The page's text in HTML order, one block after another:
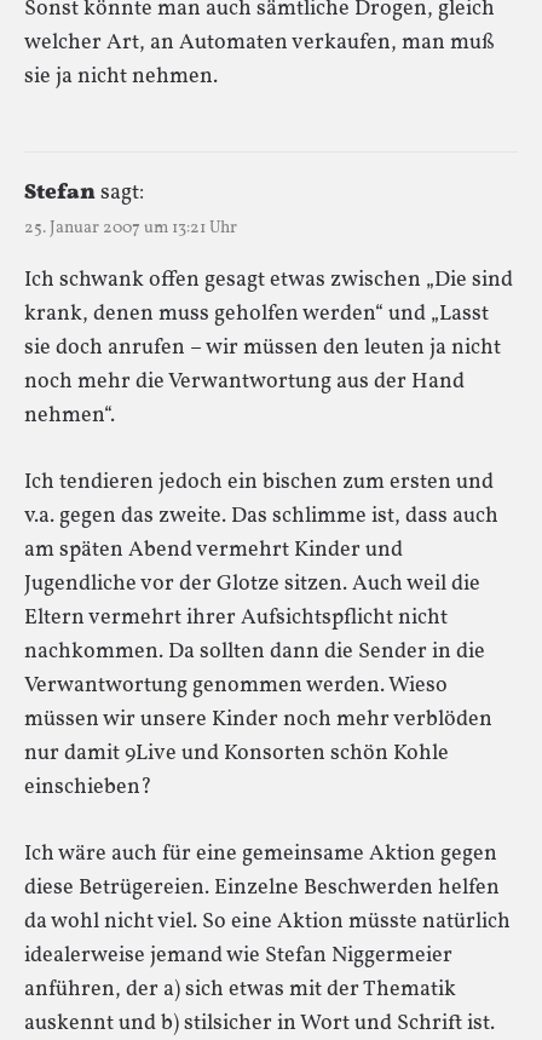
Sonst könnte man auch sämtliche Drogen, gleich
welcher Art, an Automaten verkaufen, man muß
sie ja nicht nehmen.
Stefansagt:
25. Januar 2007 um 13:21 Uhr
Ich schwank offen gesagt etwas zwischen „Die sind
krank, denen muss geholfen werden“ und „Lasst
sie doch anrufen – wir müssen den leuten ja nicht
noch mehr die Verwantwortung aus der Hand
nehmen“.
Ich tendieren jedoch ein bischen zum ersten und
v.a. gegen das zweite. Das schlimme ist, dass auch
am späten Abend vermehrt Kinder und
Jugendliche vor der Glotze sitzen. Auch weil die
Eltern vermehrt ihrer Aufsichtspflicht nicht
nachkommen. Da sollten dann die Sender in die
Verwantwortung genommen werden. Wieso
müssen wir unsere Kinder noch mehr verblöden
nur damit 9Live und Konsorten schön Kohle
einschieben?
Ich wäre auch für eine gemeinsame Aktion gegen
diese Betrügereien. Einzelne Beschwerden helfen
da wohl nicht viel. So eine Aktion müsste natürlich
idealerweise jemand wie Stefan Niggermeier
anführen, der a) sich etwas mit der Thematik
auskennt und b) stilsicher in Wort und Schrift ist.